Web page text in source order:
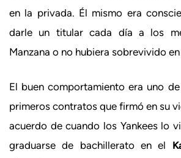
en la privada. Él mismo era
darle un titular cada día a los
Manzana o no hubiera sobrevivido
El buen comportamiento era uno
primeros contratos que firmó en su
acuerdo de cuando los Yankees lo
graduarse de bachillerato en el